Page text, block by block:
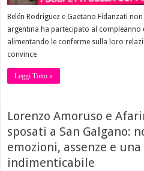
Belén Rodriguez e Gaetano Fidanzati
argentina ha partecipato al compleanno
alimentando le conferme sulla loro
convince
Leggi Tutto »
Lorenzo Amoruso e
sposati a San Galgano:
emozioni, assenze e
indimenticabile